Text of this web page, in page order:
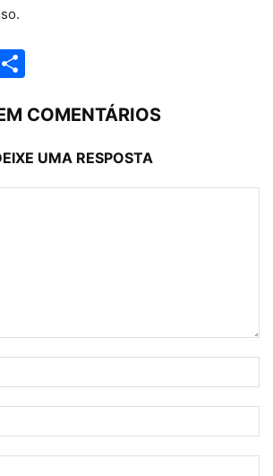
COMENTÁRIOS
UMA RESPOSTA